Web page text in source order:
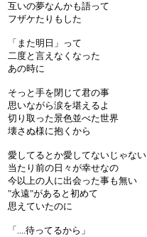
互いの夢なんかも語って
フザケたりもした
「また明日」って
二度と言えなくなった
あの時に
そっと手を閉じて君の事
思いながら涙を堪えるよ
切り取った景色並べた世界
壊さぬ様に抱くから
愛してるとか愛してないじゃない
当たり前の日々が幸せなの
今以上の人に出会った事も無い
"永遠"があると初めて
思えていたのに
「....待ってるから」